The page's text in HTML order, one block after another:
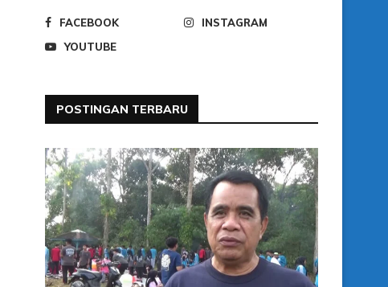
FACEBOOK
INSTAGRAM
YOUTUBE
POSTINGAN TERBARU